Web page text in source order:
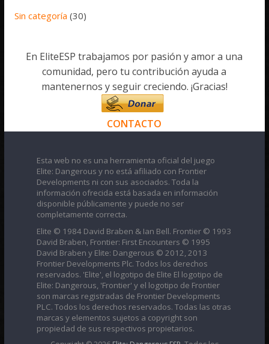
Sin categoría (30)
En EliteESP trabajamos por pasión y amor a una
comunidad, pero tu contribución ayuda a
mantenernos y seguir creciendo. ¡Gracias!
CONTACTO
Esta web no es una herramienta oficial del juego
Elite: Dangerous y no está afiliado con Frontier
Developments ni con sus asociados. Toda la
información ofrecida está basada en información
disponible públicamente y puede no ser
completamente correcta.
Elite © 1984 David Braben & Ian Bell. Frontier © 1993
David Braben, Frontier: First Encounters © 1995
David Braben y Elite: Dangerous © 2012, 2013
Frontier Developments Plc. Todos los derechos
reservados. 'Elite', el logotipo de Elite El logotipo de
Elite: Dangerous, 'Frontier' y el logotipo de Frontier
son marcas registradas de Frontier Developments
PLC. Todos los derechos reservados. Todas las otras
marcas y elementos sujetos a copyright son
propiedad de sus respectivos propietarios.